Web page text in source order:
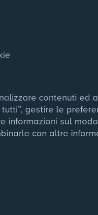
contenuti ed
gestire le
informazioni sul
con altre